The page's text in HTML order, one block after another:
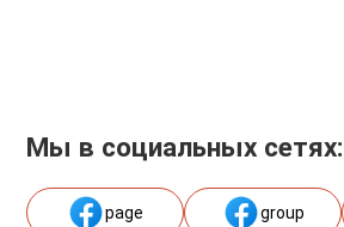
Мы в социальных сетях:
page group